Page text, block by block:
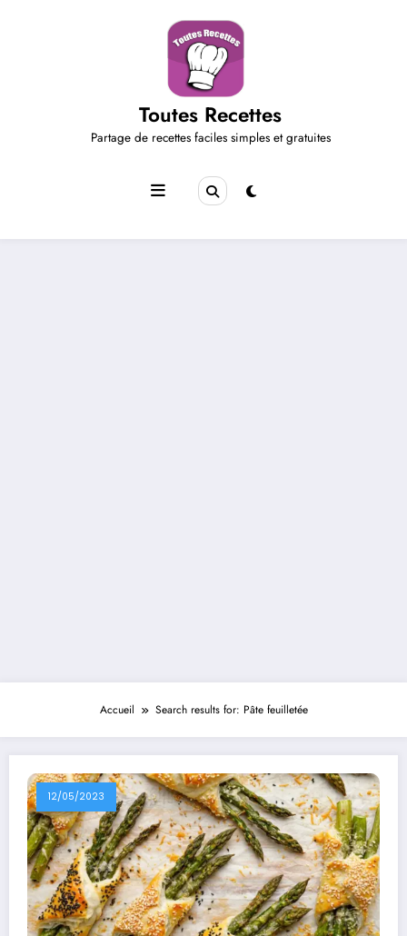
Toutes Recettes
Partage de recettes faciles simples et gratuites
Accueil Search results for: Pâte feuilletée
12/05/2023